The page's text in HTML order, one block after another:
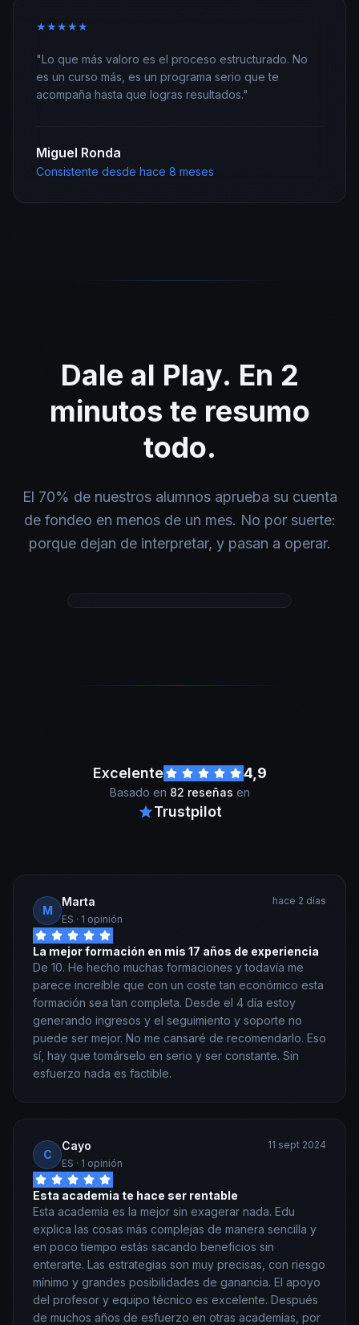
★★★★★
"Lo que más valoro es el proceso estructurado. No
es un curso más, es un programa serio que te
acompaña hasta que logras resultados."
Miguel Ronda
Consistente desde hace 8 meses
Dale al Play. En 2
minutos te resumo
todo.
El 70% de nuestros alumnos aprueba su cuenta
de fondeo en menos de un mes. No por suerte:
porque dejan de interpretar, y pasan a operar.
Excelente 4,9
Basado en 82 reseñas en
Trustpilot
M
Marta
ES · 1 opinión
hace 2 días
La mejor formación en mis 17 años de experiencia
De 10. He hecho muchas formaciones y todavía me
parece increíble que con un coste tan económico esta
formación sea tan completa. Desde el 4 día estoy
generando ingresos y el seguimiento y soporte no
puede ser mejor. No me cansaré de recomendarlo. Eso
sí, hay que tomárselo en serio y ser constante. Sin
esfuerzo nada es factible.
C
Cayo
ES · 1 opinión
11 sept 2024
Esta academia te hace ser rentable
Esta academia es la mejor sin exagerar nada. Edu
explica las cosas más complejas de manera sencilla y
en poco tiempo estás sacando beneficios sin
enterarte. Las estrategias son muy precisas, con riesgo
mínimo y grandes posibilidades de ganancia. El apoyo
del profesor y equipo técnico es excelente. Después
de muchos años de esfuerzo en otras academias, por